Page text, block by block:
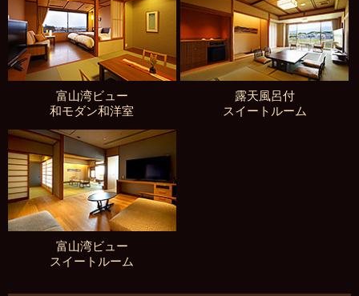
富山湾ビュー
和モダン和洋室
露天風呂付
スイートルーム
富山湾ビュー
スイートルーム